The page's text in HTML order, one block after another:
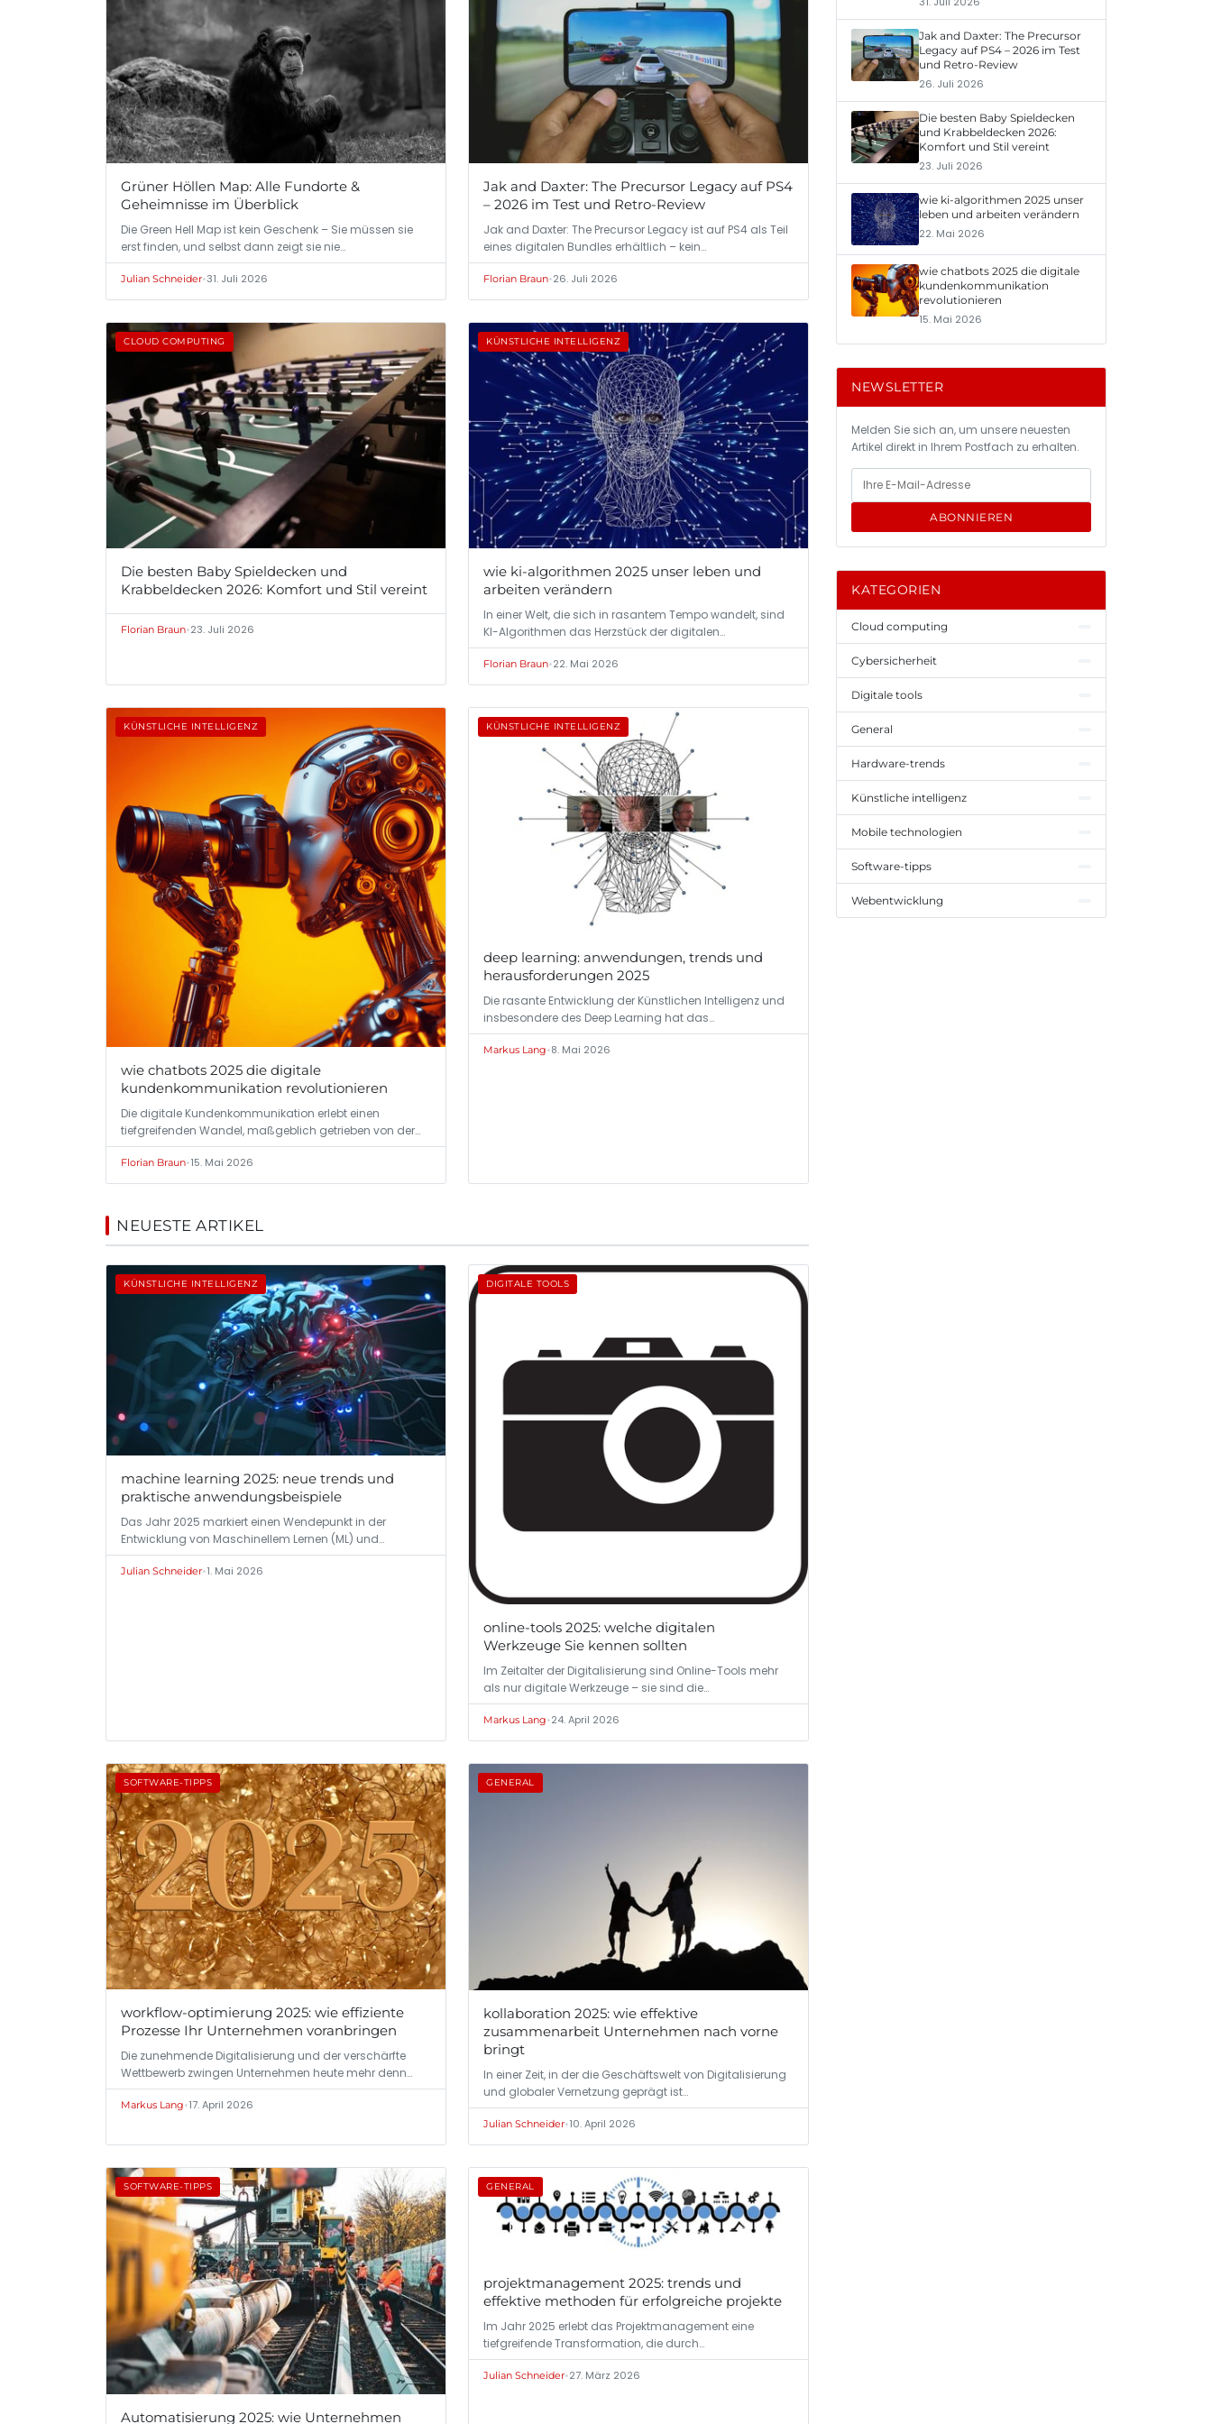
Grüner Höllen Map: Alle Fundorte &
Geheimnisse im Überblick
Die Green Hell Map ist kein Geschenk – Sie müssen sie
erst finden, und selbst dann zeigt sie nie…
Julian Schneider•31. Juli 2026
Jak and Daxter: The Precursor Legacy auf PS4
– 2026 im Test und Retro-Review
Jak and Daxter: The Precursor Legacy ist auf PS4 als Teil
eines digitalen Bundles erhältlich – kein…
Florian Braun•26. Juli 2026
CLOUD COMPUTING
Die besten Baby Spieldecken und
Krabbeldecken 2026: Komfort und Stil vereint
Florian Braun•23. Juli 2026
KÜNSTLICHE INTELLIGENZ
wie ki-algorithmen 2025 unser leben und
arbeiten verändern
In einer Welt, die sich in rasantem Tempo wandelt, sind
KI-Algorithmen das Herzstück der digitalen…
Florian Braun•22. Mai 2026
KÜNSTLICHE INTELLIGENZ
wie chatbots 2025 die digitale
kundenkommunikation revolutionieren
Die digitale Kundenkommunikation erlebt einen
tiefgreifenden Wandel, maßgeblich getrieben von der…
Florian Braun•15. Mai 2026
KÜNSTLICHE INTELLIGENZ
deep learning: anwendungen, trends und
herausforderungen 2025
Die rasante Entwicklung der Künstlichen Intelligenz und
insbesondere des Deep Learning hat das…
Markus Lang•8. Mai 2026
NEUESTE ARTIKEL
KÜNSTLICHE INTELLIGENZ
machine learning 2025: neue trends und
praktische anwendungsbeispiele
Das Jahr 2025 markiert einen Wendepunkt in der
Entwicklung von Maschinellem Lernen (ML) und…
Julian Schneider•1. Mai 2026
DIGITALE TOOLS
online-tools 2025: welche digitalen
Werkzeuge Sie kennen sollten
Im Zeitalter der Digitalisierung sind Online-Tools mehr
als nur digitale Werkzeuge – sie sind die…
Markus Lang•24. April 2026
SOFTWARE-TIPPS
workflow-optimierung 2025: wie effiziente
Prozesse Ihr Unternehmen voranbringen
Die zunehmende Digitalisierung und der verschärfte
Wettbewerb zwingen Unternehmen heute mehr denn…
Markus Lang•17. April 2026
GENERAL
kollaboration 2025: wie effektive
zusammenarbeit Unternehmen nach vorne
bringt
In einer Zeit, in der die Geschäftswelt von Digitalisierung
und globaler Vernetzung geprägt ist…
Julian Schneider•10. April 2026
SOFTWARE-TIPPS
Automatisierung 2025: wie Unternehmen
GENERAL
projektmanagement 2025: trends und
effektive methoden für erfolgreiche projekte
Im Jahr 2025 erlebt das Projektmanagement eine
tiefgreifende Transformation, die durch…
Julian Schneider•27. März 2026
Jak and Daxter: The Precursor
Legacy auf PS4 – 2026 im Test
und Retro-Review
26. Juli 2026
Die besten Baby Spieldecken
und Krabbeldecken 2026:
Komfort und Stil vereint
23. Juli 2026
wie ki-algorithmen 2025 unser
leben und arbeiten verändern
22. Mai 2026
wie chatbots 2025 die digitale
kundenkommunikation
revolutionieren
15. Mai 2026
NEWSLETTER
Melden Sie sich an, um unsere neuesten
Artikel direkt in Ihrem Postfach zu erhalten.
ABONNIEREN
KATEGORIEN
Cloud computing
Cybersicherheit
Digitale tools
General
Hardware-trends
Künstliche intelligenz
Mobile technologien
Software-tipps
Webentwicklung